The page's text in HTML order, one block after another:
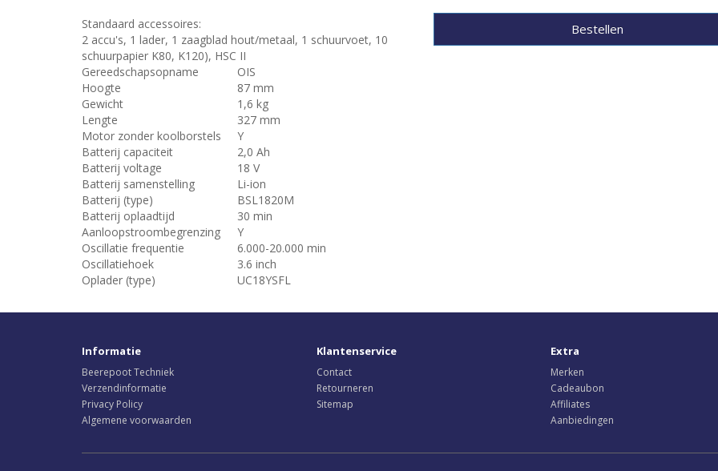
Standaard accessoires:
2 accu's, 1 lader, 1 zaagblad hout/metaal, 1 schuurvoet, 10
schuurpapier K80, K120), HSC II
Gereedschapsopname
OIS
Hoogte
87 mm
Gewicht
1,6 kg
Lengte
327 mm
Motor zonder koolborstels
Y
Batterij capaciteit
2,0 Ah
Batterij voltage
18 V
Batterij samenstelling
Li-ion
Batterij (type)
BSL1820M
Batterij oplaadtijd
30 min
Aanloopstroombegrenzing
Y
Oscillatie frequentie
6.000-20.000 min
Oscillatiehoek
3.6 inch
Oplader (type)
UC18YSFL
Bestellen
Informatie
Beerepoot Techniek
Verzendinformatie
Privacy Policy
Algemene voorwaarden
Klantenservice
Contact
Retourneren
Sitemap
Extra
Merken
Cadeaubon
Affiliates
Aanbiedingen